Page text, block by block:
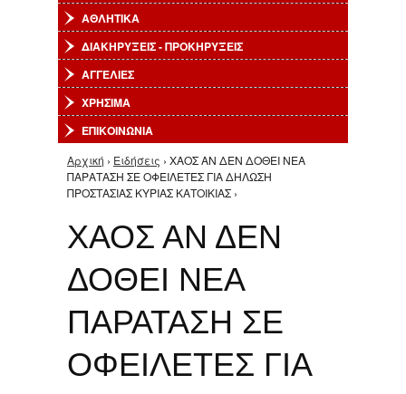
ΑΘΛΗΤΙΚΑ
ΔΙΑΚΗΡΥΞΕΙΣ - ΠΡΟΚΗΡΥΞΕΙΣ
ΑΓΓΕΛΙΕΣ
ΧΡΗΣΙΜΑ
ΕΠΙΚΟΙΝΩΝΙΑ
Είστε εδώ
Αρχική › Ειδήσεις › ΧΑΟΣ ΑΝ ΔΕΝ ΔΟΘΕΙ ΝΕΑ
ΠΑΡΑΤΑΣΗ ΣΕ ΟΦΕΙΛΕΤΕΣ ΓΙΑ ΔΗΛΩΣΗ
ΠΡΟΣΤΑΣΙΑΣ ΚΥΡΙΑΣ ΚΑΤΟΙΚΙΑΣ ›
ΧΑΟΣ ΑΝ ΔΕΝ
ΔΟΘΕΙ ΝΕΑ
ΠΑΡΑΤΑΣΗ ΣΕ
ΟΦΕΙΛΕΤΕΣ ΓΙΑ